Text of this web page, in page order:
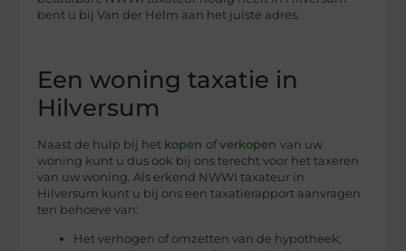
bent u bij Van der Helm aan het juiste adres.
Een woning taxatie in
Hilversum
Naast de hulp bij het kopen ofverkopenvan uw
woning kunt u dus ook bij ons terecht voor het taxeren
van uw woning. Als erkend NWWI taxateur in
Hilversum kunt u bij ons een taxatierapport aanvragen
ten behoeve van:
Het verhogen of omzetten van de hypotheek;